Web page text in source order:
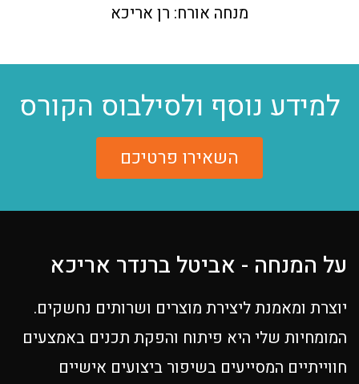
מנחה אורח: רן אריכא
למידע נוסף ולסילבוס הקורס
השאירו פרטיכם
על המנחה - אביטל ברנדר אריכא
יוצרת ומאמנת ליצירת מוצרים ושרותים נחשקים.
המומחיות שלי היא פיתוח והפקת תכנים באמצעים
חווייתיים המסייעים בשיפור ביצועים אישיים